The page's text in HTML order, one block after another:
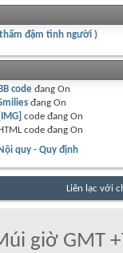
đậm tình người )
BB code đang On
đang On
[IMG] code đang On
code đang On
Nội quy - Quy định
Liên lạc với
giờ GMT